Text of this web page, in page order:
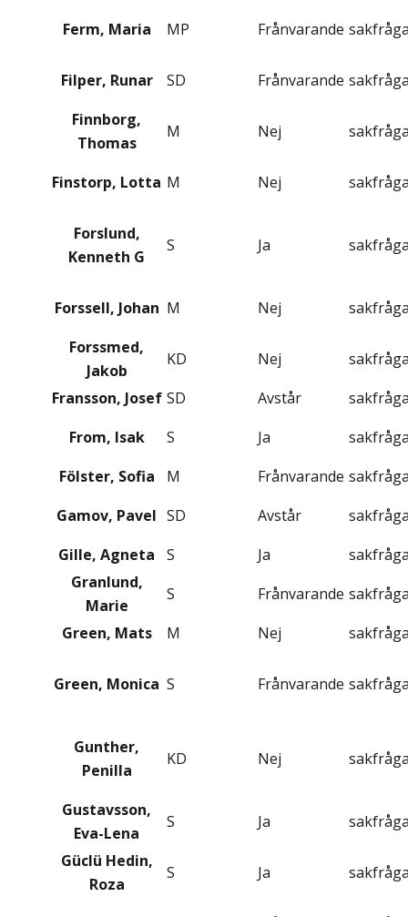
Ferm, Maria MP Frånvarande
Filper, Runar SD Frånvarande
Finnborg,
Thomas
M Nej
Finstorp, Lotta M Nej
Forslund,
Kenneth G
S Ja
Forssell, Johan M Nej
Forssmed,
Jakob
KD Nej
Fransson, Josef SD Avstår
From, Isak
S Ja
Fölster, Sofia
M Frånvarande
Gamov, Pavel SD Avstår
Gille, Agneta
S Ja
Granlund,
Marie
S Frånvarande
Green, Mats
M Nej
Green, Monica S Frånvarande
Gunther,
Penilla
KD Nej
Gustavsson,
Eva-Lena
S Ja
Güclü Hedin,
Roza
S Ja